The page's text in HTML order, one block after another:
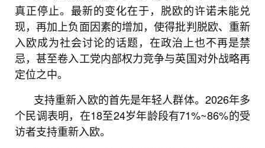
真正停止。最新的变化在于，脱欧的许诺未能兑
现，再加上负面因素的增加，使得批判脱欧、重新
入欧成为社会讨论的话题，在政治上也不再是禁
忌，甚至卷入工党内部权力竞争与英国对外战略再
定位之中。
支持重新入欧的首先是年轻人群体。2026年多
个民调表明，在18至24岁年龄段有71%~86%的受
访者支持重新入欧。